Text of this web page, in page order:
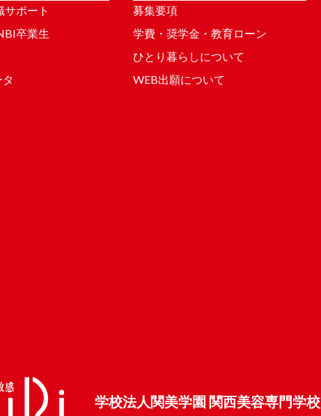
ポート
卒業生
募集要項
学費・奨学金・教育ローン
ひとり暮らしについて
WEB出願について
学校法人関美学園 関西美容専門学校